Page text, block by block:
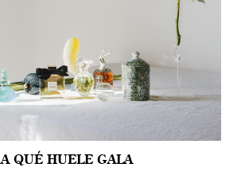
A QUÉ HUELE GALA